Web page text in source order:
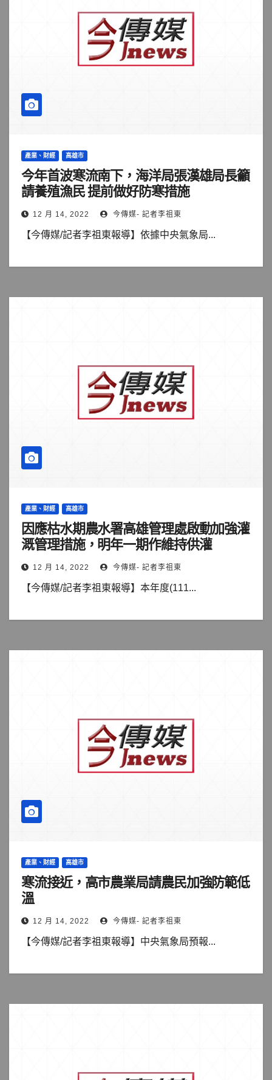
產業、財經 高雄市
今年首波寒流南下，海洋局張漢雄局長籲
請養殖漁民 提前做好防寒措施
12 月 14, 2022 今傳媒- 記者李祖東
【今傳媒/記者李祖東報導】依據中央氣象局...
產業、財經 高雄市
因應枯水期農水署高雄管理處啟動加強灌
溉管理措施，明年一期作維持供灌
12 月 14, 2022 今傳媒- 記者李祖東
【今傳媒/記者李祖東報導】本年度(111...
產業、財經 高雄市
寒流接近，高市農業局請農民加強防範低
溫
12 月 14, 2022 今傳媒- 記者李祖東
【今傳媒/記者李祖東報導】中央氣象局預報...